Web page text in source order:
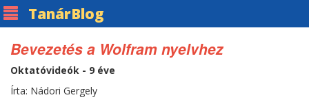
TanárBlog
Bevezetés a Wolfram nyelvhez
Oktatóvideók - 9 éve
Írta: Nádori Gergely